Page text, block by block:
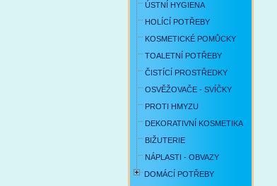
ÚSTNÍ HYGIENA
HOLÍCÍ POTŘEBY
KOSMETICKÉ POMŮCKY
TOALETNÍ POTŘEBY
ČISTÍCÍ PROSTŘEDKY
OSVĚŽOVAČE - SVÍČKY
PROTI HMYZU
DEKORATIVNÍ KOSMETIKA
BIŽUTERIE
NÁPLASTI - OBVAZY
DOMÁCÍ POTŘEBY